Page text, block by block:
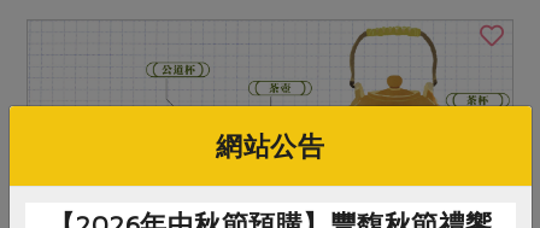
網站公告